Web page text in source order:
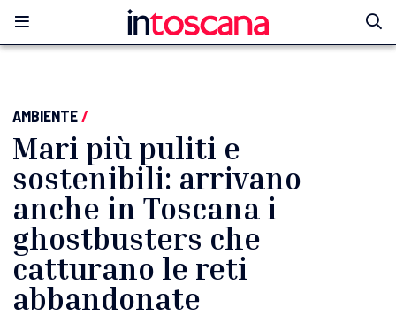
AMBIENTE/
Mari più puliti e
sostenibili: arrivano
anche in Toscana i
ghostbusters che
catturano le reti
abbandonate